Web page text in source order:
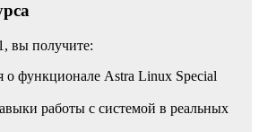
вы получите:
о функционале Astra Linux Special
работы с системой в реальных